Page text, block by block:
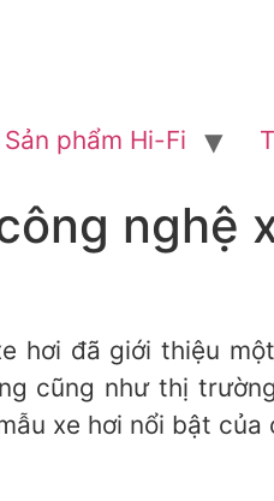
Sản phẩm Hi-Fi
nghệ
hơi đã giới thiệu
cũng như thị
xe hơi nổi bật của